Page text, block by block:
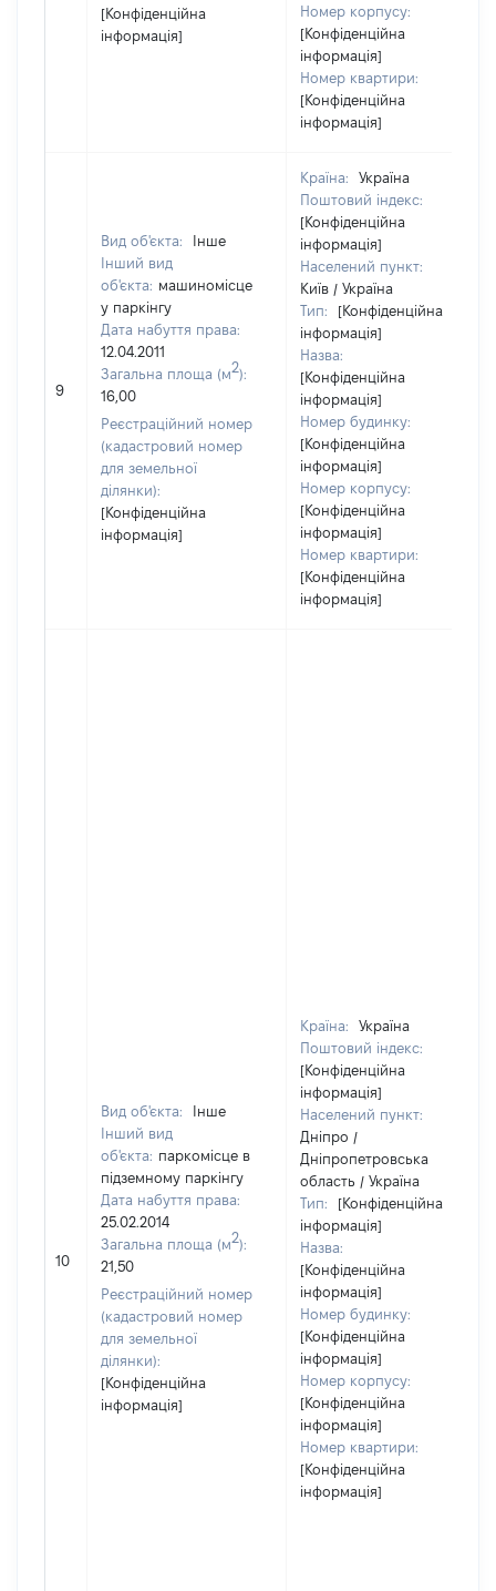
[Конфіденційна
інформація]
Номер корпусу:
[Конфіденційна
інформація]
Номер квартири:
[Конфіденційна
інформація]
9
Вид об'єкта:
Інше
Інший вид
об'єкта: машиномісце
у паркінгу
Дата набуття права:
12.04.2011
Загальна площа (м2):
16,00
Реєстраційний номер
(кадастровий номер
для земельної
ділянки):
[Конфіденційна
інформація]
Країна:
Україна
Поштовий індекс:
[Конфіденційна
інформація]
Населений пункт:
Київ / Україна
Тип:
[Конфіденційна
інформація]
Назва:
[Конфіденційна
інформація]
Номер будинку:
[Конфіденційна
інформація]
Номер корпусу:
[Конфіденційна
інформація]
Номер квартири:
[Конфіденційна
інформація]
10
Вид об'єкта:
Інше
Інший вид
об'єкта: паркомісце в
підземному паркінгу
Дата набуття права:
25.02.2014
Загальна площа (м2):
21,50
Реєстраційний номер
(кадастровий номер
для земельної
ділянки):
[Конфіденційна
інформація]
Країна:
Україна
Поштовий індекс:
[Конфіденційна
інформація]
Населений пункт:
Дніпро /
Дніпропетровська
область / Україна
Тип:
[Конфіденційна
інформація]
Назва:
[Конфіденційна
інформація]
Номер будинку:
[Конфіденційна
інформація]
Номер корпусу:
[Конфіденційна
інформація]
Номер квартири:
[Конфіденційна
інформація]